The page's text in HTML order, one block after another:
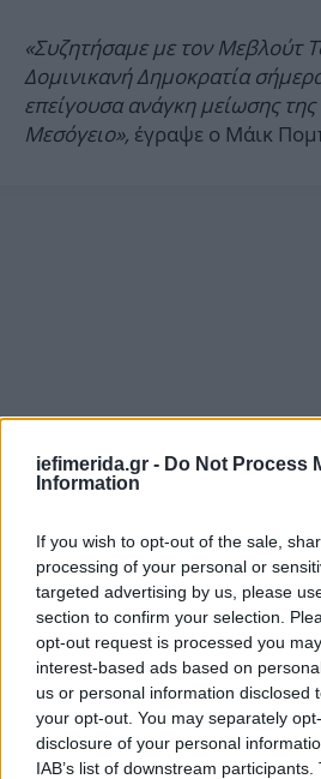
iefimerida.gr - Do Not Process
Information
If you wish to opt-out of the sale,
processing of your personal or
targeted advertising by us, please
section to confirm your selection.
opt-out request is processed you
interest-based ads based on
us or personal information disclosed
your opt-out. You may separately
disclosure of your personal
IAB’s list of downstream
«Συζητήσαμε με τον Μεβλούτ
Δομινικανή Δημοκρατία
επείγουσα ανάγκη μείωσης
Μεσόγειο», έγραψε o Μάικ